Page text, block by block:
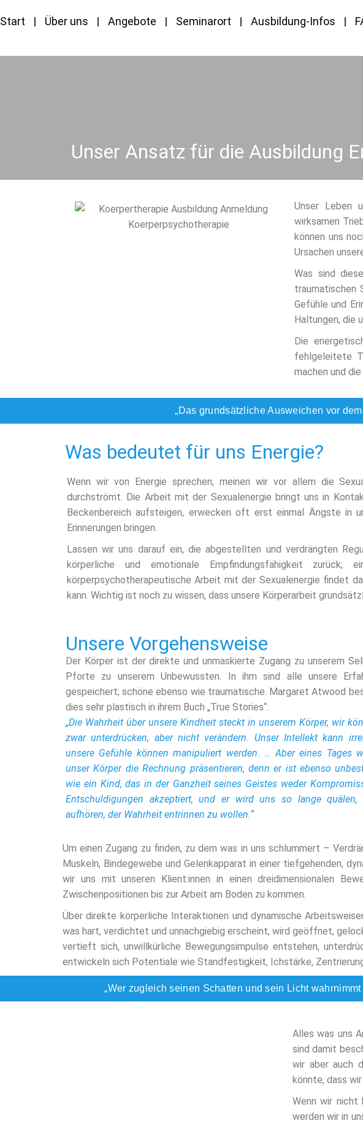
Start Über uns Angebote Seminarort Ausbildung-Infos
Unser Ansatz für die Ausbildung
Unser Leben
wirksamen
können uns
Ursachen
Was sind
traumatischen
Gefühle und
Haltungen, die
Die
fehlgeleitete
machen und
„Das grundsätzliche Ausweichen vor
Was bedeutet für uns Energie?
Wenn wir von Energie sprechen, meinen wir vor allem die
durchströmt. Die Arbeit mit der Sexualenergie bringt uns in
Beckenbereich aufsteigen, erwecken oft erst einmal Ängste in
Erinnerungen bringen.
Lassen wir uns darauf ein, die abgestellten und verdrängten
körperliche und emotionale Empfindungsfähigkeit
körperpsychotherapeutische Arbeit mit der Sexualenergie findet
kann. Wichtig ist noch zu wissen, dass unsere Körperarbeit
Unsere Vorgehensweise
Der Körper ist der direkte und unmaskierte Zugang zu unserem
Pforte zu unserem Unbewussten. In ihm sind alle unsere
gespeichert; schöne ebenso wie traumatische. Margaret Atwood
dies sehr plastisch in ihrem Buch „True Stories“:
„Die Wahrheit über unsere Kindheit steckt in unserem Körper, wir
zwar unterdrücken, aber nicht verändern. Unser Intellekt kann
unsere Gefühle können manipuliert werden. … Aber eines Tages
unser Körper die Rechnung präsentieren, denn er ist ebenso
wie ein Kind, das in der Ganzheit seines Geistes weder
Entschuldigungen akzeptiert, und er wird uns so lange
aufhören, der Wahrheit entrinnen zu wollen.“
Um einen Zugang zu finden, zu dem was in uns schlummert –
Muskeln, Bindegewebe und Gelenkapparat in einer tiefgehenden,
wir uns mit unseren Klient:innen in einen dreidimensionalen
Zwischenpositionen bis zur Arbeit am Boden zu kommen.
Über direkte körperliche Interaktionen und dynamische
was hart, verdichtet und unnachgiebig erscheint, wird geöffnet,
vertieft sich, unwillkürliche Bewegungsimpulse entstehen,
entwickeln sich Potentiale wie Standfestigkeit, Ichstärke,
„Wer zugleich seinen Schatten und sein Licht
Alles was uns
sind damit
wir aber auch
könnte, dass
Wenn wir nicht
werden wir in